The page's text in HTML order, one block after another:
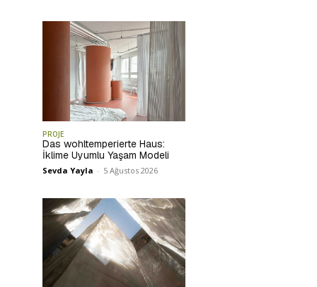
PROJE
Das wohltemperierte Haus:
İklime Uyumlu Yaşam Modeli
Sevda Yayla - 5 Ağustos 2026